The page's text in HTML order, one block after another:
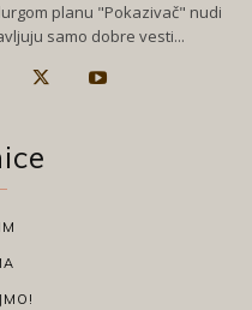
planu "Pokazivač" nudi
samo dobre vesti...